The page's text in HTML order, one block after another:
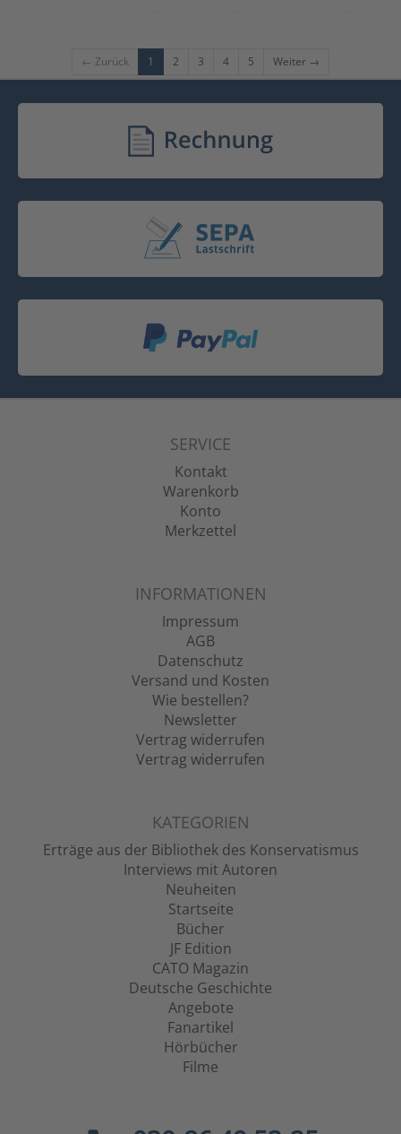
← Zurück 1 2 3 4 5 Weiter →
SERVICE
Kontakt
Warenkorb
Konto
Merkzettel
INFORMATIONEN
Impressum
AGB
Datenschutz
Versand und Kosten
Wie bestellen?
Newsletter
Vertrag widerrufen
Vertrag widerrufen
KATEGORIEN
Erträge aus der Bibliothek des Konservatismus
Interviews mit Autoren
Neuheiten
Startseite
Bücher
JF Edition
CATO Magazin
Deutsche Geschichte
Angebote
Fanartikel
Hörbücher
Filme